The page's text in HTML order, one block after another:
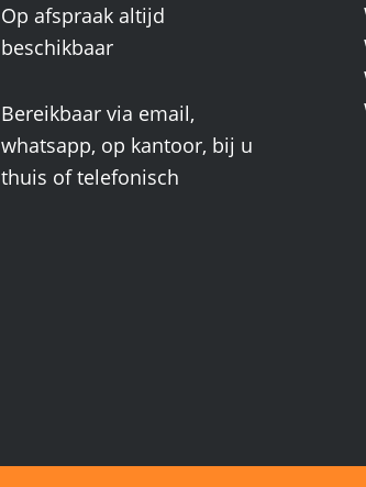
Op afspraak altijd
beschikbaar
Bereikbaar via email,
whatsapp, op kantoor, bij u
thuis of telefonisch